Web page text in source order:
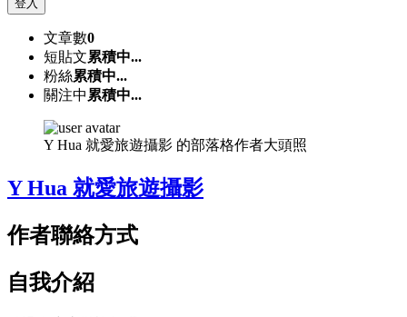
登入
文章數0
短貼文累積中...
粉絲累積中...
關注中 累積中...
Y Hua 就愛旅遊攝影 的部落格作者大頭照
Y Hua 就愛旅遊攝影
作者聯絡方式
自我介紹